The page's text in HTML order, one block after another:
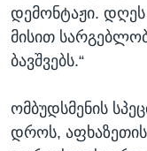
დემონტაჟი. დღეს
მისით
ბავშვებს.“
ომბუდსმენის
დროს, აფხაზეთის